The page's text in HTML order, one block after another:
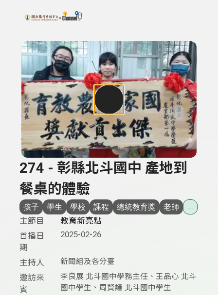
上方功能區塊
搜尋關鍵字：可輸入節目名稱、主持人或關鍵字
274 - 彰縣北斗國中 產地到
餐桌的體驗
孩子 學生 學校 課程 總統教育獎 老師 ...
主節目
教育新亮點
首播日
期
2025-02-26
主持人 新聞組及各分臺
邀訪來
賓
李良展 北斗國中學務主任、王品心 北斗
國中學生、周賢謹 北斗國中學生